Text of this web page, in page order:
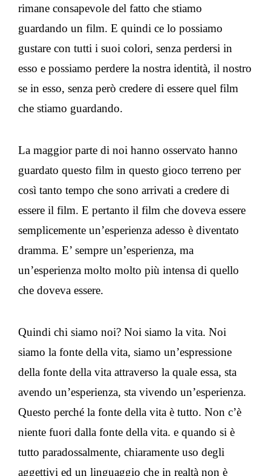
rimane consapevole del fatto che stiamo
guardando un film. E quindi ce lo possiamo
gustare con tutti i suoi colori, senza perdersi in
esso e possiamo perdere la nostra identità, il nostro
se in esso, senza però credere di essere quel film
che stiamo guardando.
La maggior parte di noi hanno osservato hanno
guardato questo film in questo gioco terreno per
così tanto tempo che sono arrivati a credere di
essere il film. E pertanto il film che doveva essere
semplicemente un’esperienza adesso è diventato
dramma. E’ sempre un’esperienza, ma
un’esperienza molto molto più intensa di quello
che doveva essere.
Quindi chi siamo noi? Noi siamo la vita. Noi
siamo la fonte della vita, siamo un’espressione
della fonte della vita attraverso la quale essa, sta
avendo un’esperienza, sta vivendo un’esperienza.
Questo perché la fonte della vita è tutto. Non c’è
niente fuori dalla fonte della vita. e quando si è
tutto paradossalmente, chiaramente uso degli
aggettivi ed un linguaggio che in realtà non è